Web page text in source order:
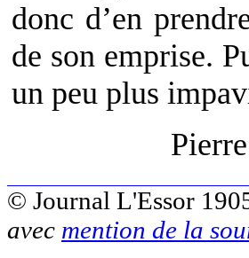
donc d’en
de son emprise.
un peu plus
© Journal L'Essor
avec mention de la